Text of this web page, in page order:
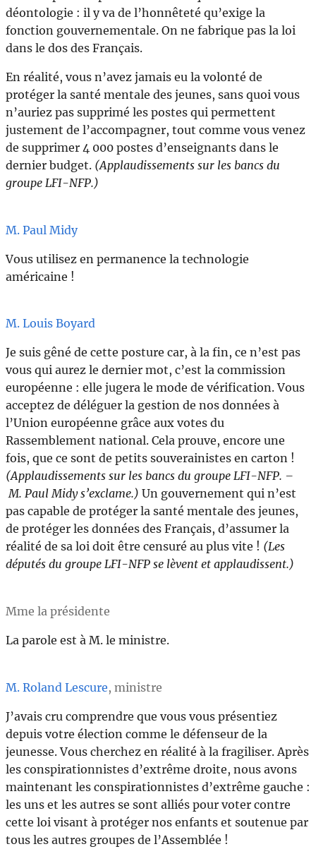
déontologie : il y va de l’honnêteté qu’exige la
fonction gouvernementale. On ne fabrique pas la loi
dans le dos des Français.
En réalité, vous n’avez jamais eu la volonté de
protéger la santé mentale des jeunes, sans quoi vous
n’auriez pas supprimé les postes qui permettent
justement de l’accompagner, tout comme vous venez
de supprimer 4 000 postes d’enseignants dans le
dernier budget. (Applaudissements sur les bancs du
groupe LFI-NFP.)
M. Paul Midy
Vous utilisez en permanence la technologie
américaine !
M. Louis Boyard
Je suis gêné de cette posture car, à la fin, ce n’est pas
vous qui aurez le dernier mot, c’est la commission
européenne : elle jugera le mode de vérification. Vous
acceptez de déléguer la gestion de nos données à
l’Union européenne grâce aux votes du
Rassemblement national. Cela prouve, encore une
fois, que ce sont de petits souverainistes en carton !
(Applaudissements sur les bancs du groupe LFI-NFP. –
M. Paul Midy s’exclame.) Un gouvernement qui n’est
pas capable de protéger la santé mentale des jeunes,
de protéger les données des Français, d’assumer la
réalité de sa loi doit être censuré au plus vite ! (Les
députés du groupe LFI-NFP se lèvent et applaudissent.)
Mme la présidente
La parole est à M. le ministre.
M. Roland Lescure, ministre
J’avais cru comprendre que vous vous présentiez
depuis votre élection comme le défenseur de la
jeunesse. Vous cherchez en réalité à la fragiliser. Après
les conspirationnistes d’extrême droite, nous avons
maintenant les conspirationnistes d’extrême gauche :
les uns et les autres se sont alliés pour voter contre
cette loi visant à protéger nos enfants et soutenue par
tous les autres groupes de l’Assemblée !